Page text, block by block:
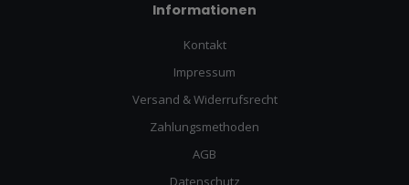
Informationen
Kontakt
Impressum
Versand & Widerrufsrecht
Zahlungsmethoden
AGB